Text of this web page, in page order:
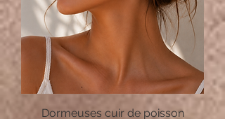
Dormeuses cuir de poisson